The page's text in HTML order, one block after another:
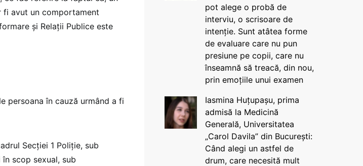
fi avut un comportament
și Relații Publice este
persoana în cauză urmând a fi
Secției 1 Poliție, sub
scop sexual, sub
pot alege o probă de
interviu, o scrisoare de
intenție. Sunt atâtea forme
de evaluare care nu pun
presiune pe copii, care nu
înseamnă să treacă, din nou,
prin emoțiile unui examen
Iasmina Huțupașu, prima
admisă la Medicină
Generală, Universitatea
„Carol Davila” din București:
Când alegi un astfel de
drum, care necesită mult